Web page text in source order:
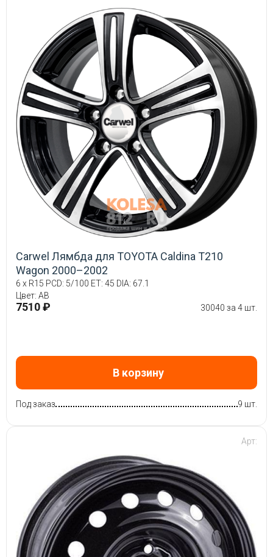
Carwel Лямбда для TOYOTA Caldina T210
Wagon 2000–2002
6 x R15 PCD: 5/100 ET: 45 DIA: 67.1
Цвет: AB
7510 ₽ 30040 за 4 шт.
В корзину
Под заказ 9 шт.
Арт: